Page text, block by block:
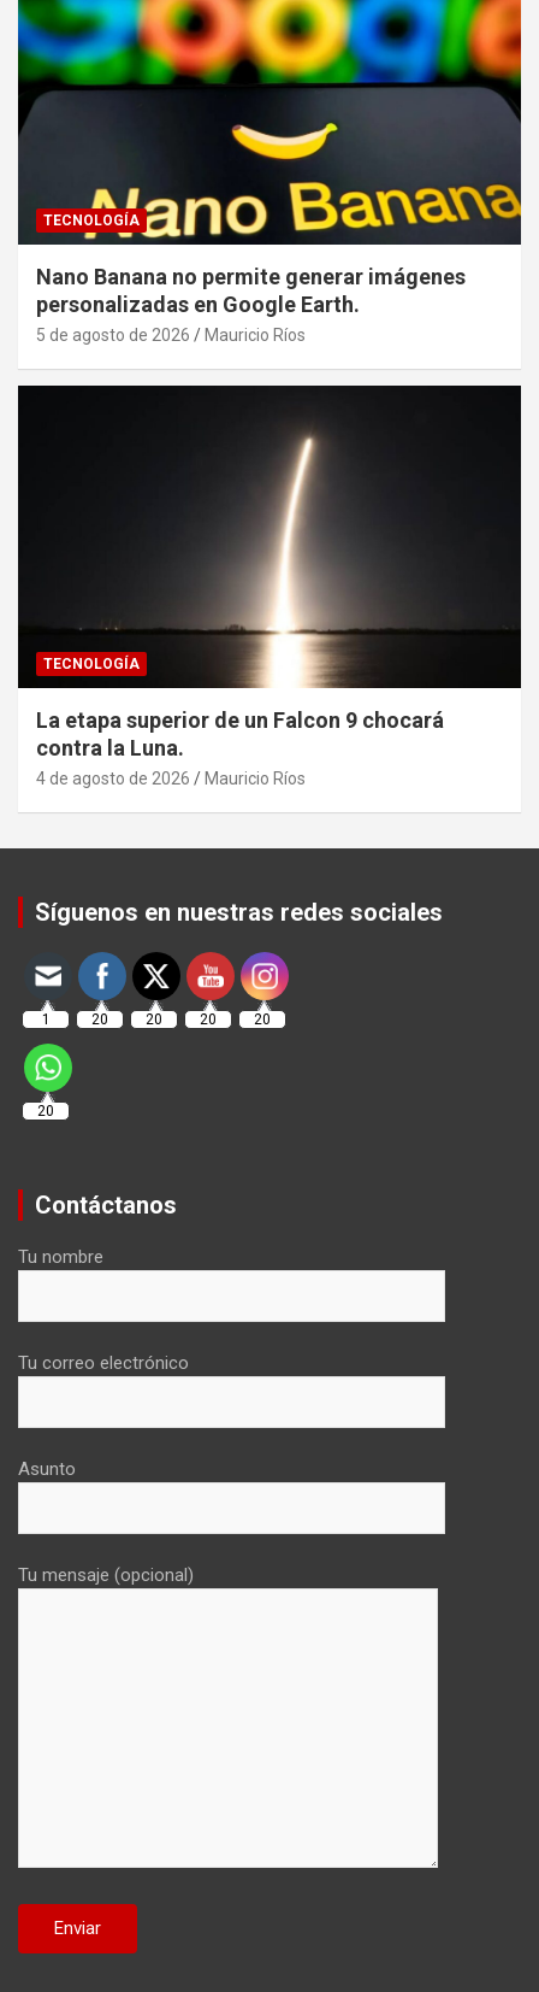
TECNOLOGÍA
Nano Banana no permite generar imágenes
personalizadas en Google Earth.
5 de agosto de 2026 Mauricio Ríos
TECNOLOGÍA
La etapa superior de un Falcon 9 chocará
contra la Luna.
4 de agosto de 2026 Mauricio Ríos
Síguenos en nuestras redes sociales
1 20 20 20 20
20
Contáctanos
Tu nombre
Tu correo electrónico
Asunto
Tu mensaje (opcional)